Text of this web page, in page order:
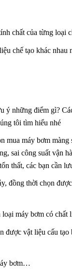
chất của từng loại
chế tạo khác
ý những điểm gì?
tôi tìm hiểu nhé
máy bơm
sai công suất vận
thất, các bạn cần
đồng thời chọn
máy bơm có chất
được vật liệu cấu
bơm…